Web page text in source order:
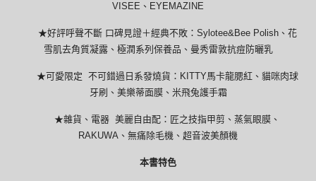
VISEE、EYEMAZINE
★好評呼聲不斷 口碑見證＋經典不敗：Sylotee&Bee Polish、花
雪肌去角質凝露、極潤系列保養品、曼秀雷敦抗痘防曬乳
★可愛限定 不可錯過日系發燒貨：KITTY馬卡龍腮紅、貓咪肉球
牙刷、美樂蒂面膜、米飛兔護手霜
★雜貨、電器 美麗自由配：匠之技指甲剪、蒸氣眼膜、
RAKUWA、無痛除毛機、超音波美顏機
本書特色